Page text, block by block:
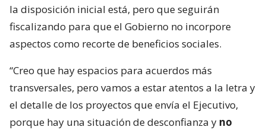
la disposición inicial está, pero que seguirán
fiscalizando para que el Gobierno no incorpore
aspectos como recorte de beneficios sociales.
“Creo que hay espacios para acuerdos más
transversales, pero vamos a estar atentos a la letra y
el detalle de los proyectos que envía el Ejecutivo,
porque hay una situación de desconfianza y no